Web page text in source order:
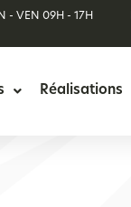
- VEN 09H - 17H
Réalisations